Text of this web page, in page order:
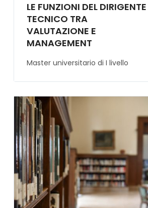
LE FUNZIONI DEL DIRIGENTE
TECNICO TRA
VALUTAZIONE E
MANAGEMENT
Master universitario di I livello